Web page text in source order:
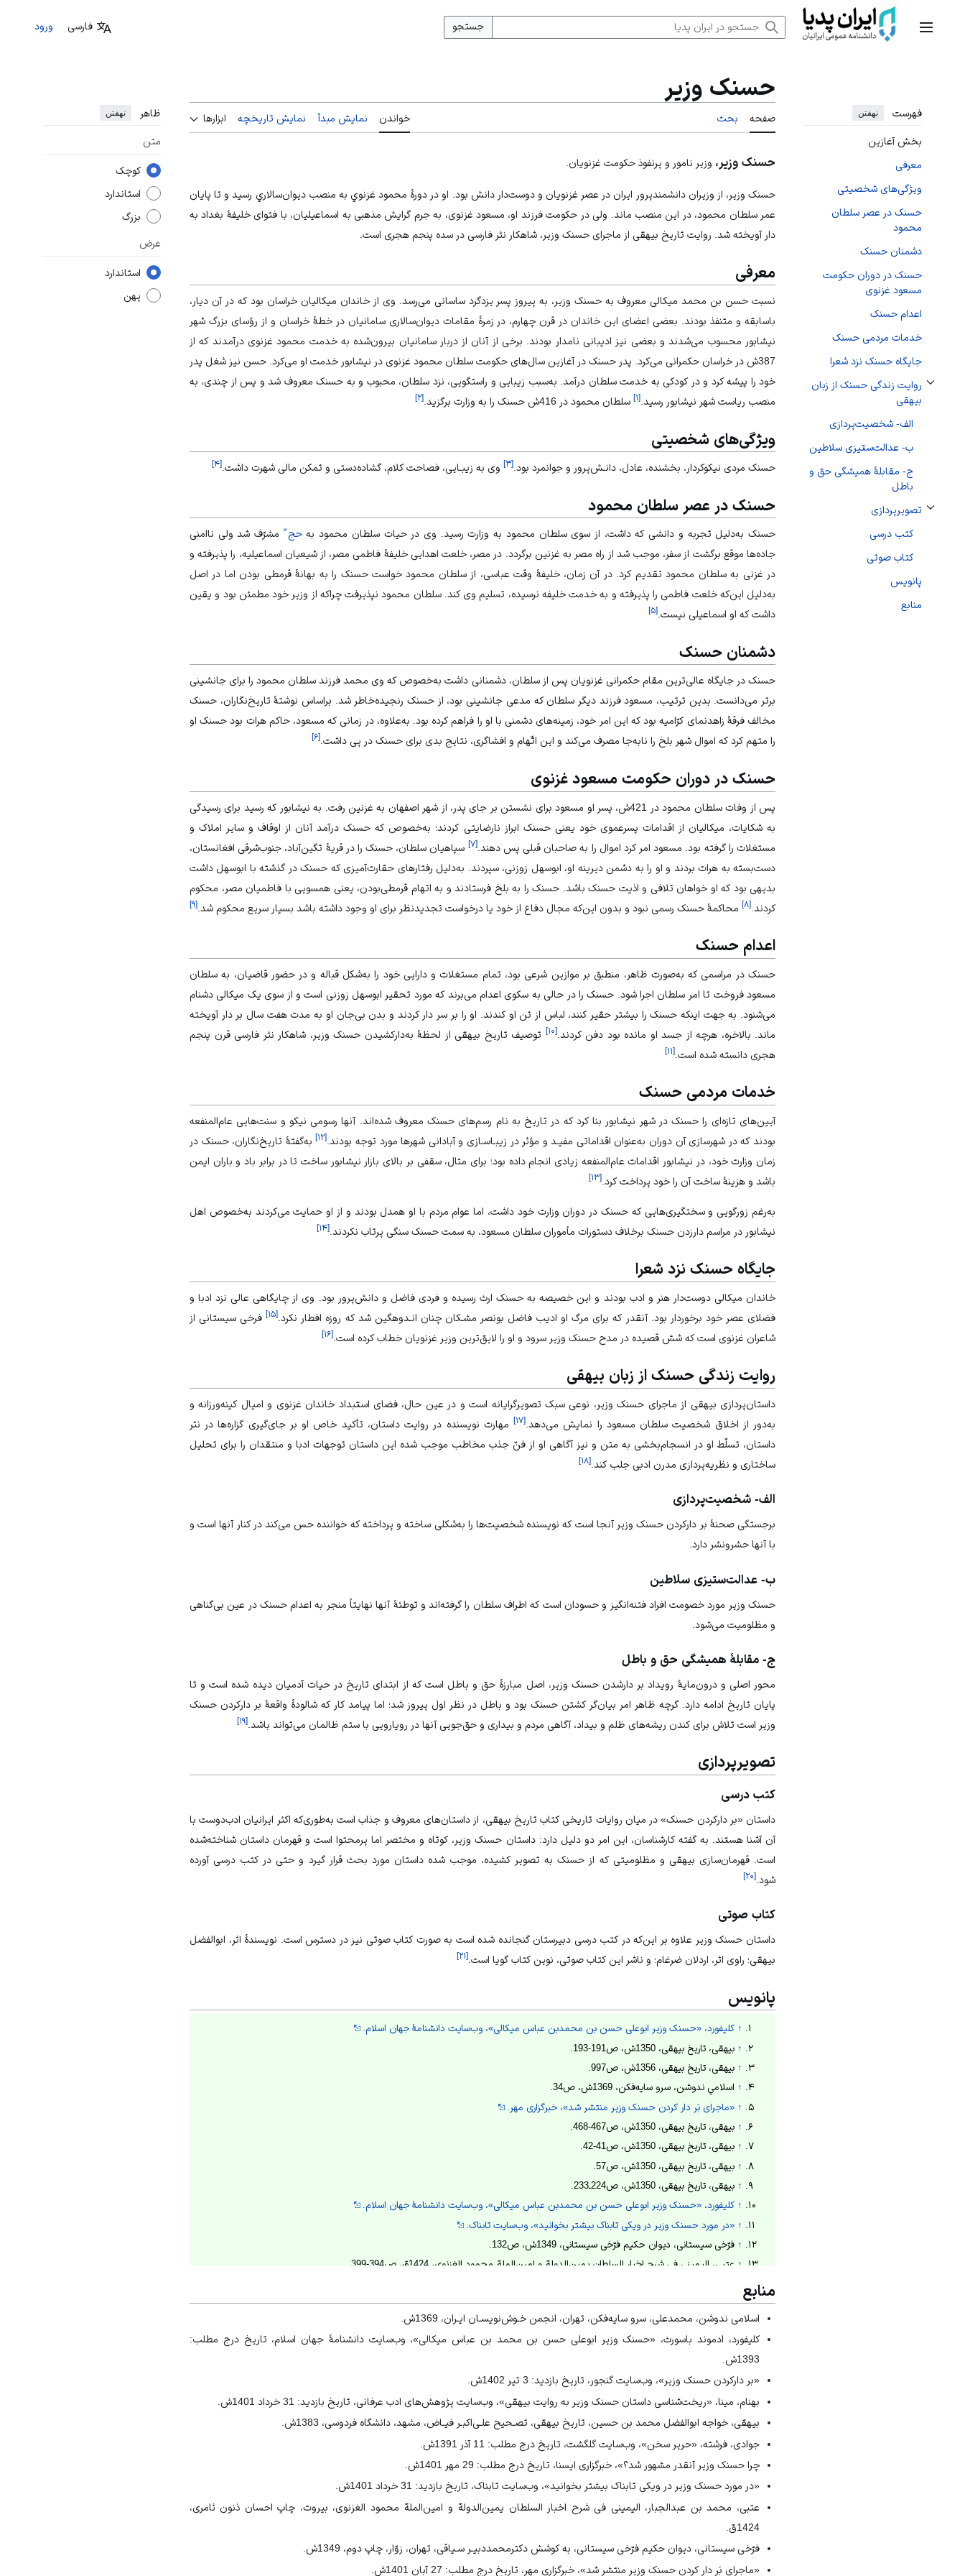
منوی اصلی
جستجو فارسی ورود
فهرست نهفتن
بخش آغازین
معرفی
ویژگی‌های شخصیتی
حسنک در عصر سلطان
محمود
دشمنان حسنک
حسنک در دوران حکومت
مسعود غزنوی
اعدام حسنک
خدمات مردمی حسنک
جایگاه حسنک نزد شعرا
روایت زندگی حسنک از زبان
بیهقی
تغییر وضعیت زیربخش‌های روایت زندگی حسنک از زبان بیهقی
الف- شخصیت‌پردازی
ب- عدالت‌ستیزی سلاطین
ج- مقابلۀ همیشگی حق و
باطل
تصویرپردازی
تغییر وضعیت زیربخش‌های تصویرپردازی
کتب درسی
کتاب صوتی
پانویس
منابع
حسنک وزیر
صفحه بحث خواندن نمایش مبدأ نمایش تاریخچه ابزارها ظاهر نهفتن
متن
کوچک
استاندارد
بزرگ
عرض
استاندارد
پهن
حسنک وزیر ، وزیر نامور و پرنفوذ حکومت غزنویان.
حسنک وزیر، از وزيران دانشمندپرور ايران در عصر غزنویان و دوست‌دار دانش‌ بود. او در دورۀ محمود غزنوي به منصب ديوان‌سالاري رسید و تا پایان
عمر سلطان محمود، در این منصب ماند. ولی در حکومت فرزند او، مسعود غزنوی، به جرم گرایش مذهبی به اسماعيلیان، با فتوای خلیفۀ بغداد به
دار آویخته شد. روایت تاریخ بیهقی از ماجرای حسنک وزیر، شاهکار نثر فارسی در سده پنجم هجری است.
معرفی
نسبت حسن بن محمد میکالی معروف به‌ حسنک وزیر، به پيروز پسر يزدگرد ساسانی می‌رسد. وی از خاندان ميكاليان خراسان بود كه در آن ديار،
باسابقه و متنفذ بودند. بعضی اعضای این خاندان در قرن چهارم، در زمرۀ مقامات دیوان‌سالاری سامانیان در خطۀ خراسان و از رؤسای بزرگ شهر
نیشابور محسوب می‌شدند و بعضی نیز ادیبانی نامدار بودند. برخی از آنان از دربار سامانیان بیرون‌شده به خدمت محمود غزنوی درآمدند که از
387ش در خراسان حکمرانی می‌کرد. پدر حسنک در آغازین سال‌های حکومت سلطان محمود غزنوی در نیشابور خدمت او می‌کرد. حسن نیز شغل پدر
خود را پیشه کرد و در کودکی به خدمت سلطان درآمد. به‌سبب زیبایی و راستگویی، نزد سلطان، محبوب و به حسنک معروف شد و پس از چندی، به
منصب ریاست شهر نیشابور رسید.[۱] سلطان محمود در 416ش حسنک را به وزارت برگزید. [۲]
ویژگی‌های شخصیتی
حسنک مردی نيكوكردار، بخشنده، عادل، دانـش‌پرور و جوانمرد بود.[۳] وی به زيبـایی، فصاحت کلام، گشاده‌دستی و تمکن مالی شهرت داشت.[۴]
حسنک در عصر سلطان محمود
حسنک به‌دلیل تجربه و دانشی که داشت، از سوی سلطان ‌محمود به وزارت رسید. وی در حیات سلطان ‌محمود بهحج ّ مشرّف شد ولی ناامنی
جاده‌ها موقع برگشت از سفر، موجب شد از راه مصر به غزنین برگردد. در مصر، خلعت اهدایی خلیفۀ فاطمی مصر، از شیعیان اسماعیلیه، را پذیرفته و
در غزنی به سلطان محمود تقدیم کرد. در آن زمان، خلیفۀ وقت عباسی، از سلطان محمود خواست حسنک را به بهانۀ قرمطی ‌‌بودن اما در اصل
به‌دلیل این‌که خلعت فاطمی را پذیرفته و به خدمت خلیفه نرسیده، تسلیم وی کند. سلطان محمود نپذیرفت چراکه از وزیر خود مطمئن بود و یقین
داشت که او اسماعیلی نیست.[۵]
دشمنان حسنک
حسنک در جایگاه عالی‌ترین مقام حکمرانی غزنویان پس از سلطان، دشمنانی داشت به‌خصوص که وی محمد فرزند سلطان محمود را برای جانشینی
برتر می‌دانست. بدین ترتیب، مسعود فرزند دیگر سلطان که مدعی جانشینی بود، از حسنک رنجیده‌خاطر شد. براساس نوشتۀ تاریخ‌نگاران، حسنک
مخالف فرقۀ زاهدنمای کرّامیه بود که این امر خود، زمینه‌های دشمنی با او را فراهم کرده بود. به‌علاوه، در زمانی که مسعود، حاکم هرات بود حسنک او
را متهم کرد که اموال شهر بلخ را نابه‌جا مصرف می‌کند و این اتّهام و افشاگری، نتایج بدی برای حسنک در پی داشت.[۶]
حسنک در دوران حکومت مسعود غزنوی
پس از وفات سلطان محمود در 421ش، پسر او مسعود برای نشستن بر جای پدر، از شهر اصفهان به غزنین رفت. به نیشابور که رسید برای رسیدگی
به شکایات، میکالیان از اقدامات پسرعموی خود یعنی حسنک ابراز نارضایتی کردند؛ به‌خصوص که حسنک درآمد آنان از اوقاف و سایر املاک و
مستغلات را گرفته بود. مسعود امر کرد اموال را به صاحبان قبلی پس دهند.[۷] سپاهیان سلطان، حسنک را در قریۀ تگین‌آباد، جنوب‌شرقی افغانستان،
دست‌بسته به هرات بردند و او را به دشمن دیرینه‌ او، ابوسهل زوزنی، سپردند. به‌دلیل رفتارهای حقارت‌آمیزی که حسنک در گذشته با ابوسهل داشت
بدیهی بود که او خواهان تلافی و اذیت حسنک باشد. حسنک را به بلخ فرستادند و به اتهام قرمطی‌بودن، یعنی همسویی با فاطمیان مصر، محکوم
کردند. [۸] محاکمۀ حسنک رسمی نبود و بدون این‌که مجال دفاع از خود یا درخواست تجدیدنظر برای او وجود داشته باشد بسیار سریع محکوم شد. [۹]
اعدام حسنک
حسنک در مراسمی که به‌صورت ظاهر، منطبق بر موازین شرعی بود، تمام مستغلات و دارایی خود را به‌شکل قباله و در حضور قاضیان، به سلطان
‌مسعود فروخت تا امر سلطان اجرا شود. حسنک را در حالی به سکوی اعدام می‌برند که مورد تحقیر ابوسهل زوزنی است و از سوی یک میکالی دشنام
می‌شنود. به جهت اینکه حسنک را بیشتر حقیر کنند، لباس از تن او کندند. او را بر سر دار کردند و بدن بی‌جان او به مدت هفت سال بر دار آویخته
ماند. بالاخره، هرچه از جسد او مانده بود دفن کردند.[۱۰] توصیف تاریخ بیهقی از لحظۀ به‌دارکشیدن حسنک وزیر، شاهکار نثر فارسی قرن پنجم
هجری دانسته شده است. [۱۱]
خدمات مردمی حسنک
آيين‌های تازه‌ای را حسنک در شهر نيشابور بنا كرد که در تاریخ به ‌نام رسم‌های حسنک معروف شده‌اند. آنها رسومی نيكو و سنت‌هایی عام‌المنفعه
بودند که در شهرسازی آن دوران به‌عنوان اقداماتی مفيـد و مؤثر در زيبـاسـازی و آبادانی شهرها مورد توجه بودند. [۱۲]به‌گفتۀ تاریخ‌نگاران، حسنک در
زمان وزارت خود، در نیشابور اقدامات عام‌المنفعه زیادی انجام داده بود؛ برای مثال، سقفی بر بالای بازار نیشابور ساخت تا در برابر باد و باران ایمن
باشد و هزینۀ ساخت آن را خود پرداخت کرد. [۱۳]
به‌رغم زورگویی و سختگیر‌ی‌هایی که حسنک در دوران وزارت خود داشت، اما عوام مردم با او همدل بودند و از او حمایت می‌کردند به‌خصوص اهل
نیشابور در مراسم دارزدن حسنک برخلاف دستورات مأموران سلطان‌ مسعود، به سمت حسنک سنگی پرتاب نکردند. [۱۴]
جایگاه حسنک نزد شعرا
خاندان میکالی دوست‌دار هنر و ادب بودند و این خصیصه به حسنک ارث رسیده و فردی فاضل و دانش‌پرور بود. وی از چایگاهی عالی نزد ادبا و
فضلای عصر خود برخوردار بود. آنقدر که برای مرگ او اديب فاضل بونصر مشـكان چنان انـدوهگین شد که روزه افطار نکرد. [۱۵]فرخی سیستانی از
شاعران غزنوی است که شش قصیده در مدح حسنک وزیر سرود و او را لایق‌ترین وزیر غزنویان خطاب کرده است. [۱۶]
روایت زندگی حسنک از زبان بیهقی
داستان‌پردازی بیهقی از ماجرای حسنک وزیر، نوعی سبک تصویرگرایانه است و در عین حال، فضای استبداد خاندان غزنوی و امیال کینه‌ورزانه و
به‌دور از اخلاق شخصیت سلطان ‌مسعود را نمایش می‌دهد. [۱۷]مهارت نویسنده در روایت داستان، تأکید خاص او بر جای‌گیری گزاره‌ها در نثر
داستان، تسلّط او در انسجام‌بخشی به متن و نیز آگاهی او از فنّ جذب مخاطب موجب شده این داستان توجهات ادبا و منتقدان را برای تحلیل
ساختاری و نظریه‌پردازی مدرن ادبی جلب کند. [۱۸]
الف- شخصیت‌پردازی
برجستگی صحنۀ بر دارکردن حسنک وزیر آنجا است که نویسنده شخصیت‌‌ها را به‌شکلی ساخته و پرداخته که خواننده حس می‌کند در کنار آنها است و
با آنها حشرونشر دارد.
ب- عدالت‌ستیزی سلاطین
حسنک وزیر مورد خصومت افراد فتنه‌انگیز و حسودان است که اطراف سلطان را گرفته‌اند و توطئۀ آنها نهایتاً منجر به اعدام حسنک در عین بی‌گناهی
و مظلومیت می‌شود.
ج- مقابلۀ همیشگی حق و باطل
محور اصلی و درون‌مایۀ رویداد بر دارشدن حسنک وزیر، اصل مبارزۀ حق و باطل است که از ابتدای تاریخ در حیات آدمیان دیده شده است و تا
پایان تاریخ ادامه دارد. گرچه ظاهر امر بیان‌گر کشتن حسنک بود و باطل در نظر اول پیروز شد؛ اما پیامد کار که شالودۀ واقعۀ بر دارکردن حسنک
وزیر است تلاش برای کندن ریشه‌های ظلم و بیداد، آگاهی مردم و بیداری و حق‌جویی آنها در رویارویی با ستم ظالمان می‌تواند باشد. [۱۹]
تصویرپردازی
کتب درسی
داستان «بر دارکردن حسنک» در میان روایات تاریخی کتاب تاریخ بیهقی، از داستان‌های معروف و جذاب است به‌طوری‌که اکثر ایرانیان ادب‌دوست با
آن آشنا هستند. به گفته کارشناسان، این امر دو دلیل دارد: داستان حسنک وزیر، کوتاه و مختصر اما پرمحتوا است و قهرمان داستان شناخته‌شده
است. قهرمان‌سازی بیهقی و مظلومیتی که از حسنک به‌ تصویر کشیده، موجب شده داستان مورد بحث قرار گیرد و حتی در کتب درسی آورده
شود. [۲۰]
کتاب صوتی
داستان حسنک وزیر علاوه بر این‌که در کتب درسی دبیرستان گنجانده شده است به صورت کتاب صوتی نیز در دسترس است. نویسندۀ اثر، ابوالفضل
بیهقی؛ راوی اثر، اردلان ضرغام؛ و ناشر این کتاب صوتی، نوین کتاب گویا است. [۲۱]
پانویس
↑ کلیفورد، «حسنک وزیر ابوعلی حسن بن محمدبن عباس میکالی»، وب‌سایت دانشنامۀ جهان اسلام.
↑ بیهقی، تاریخ بیهقی، 1350ش، ص191-193.
↑ بیهقی، تاریخ بیهقی، 1356ش، ص997.
↑ اسلامي ندوشن، سرو سایه‌فکن، 1369ش، ص34.
↑ «ماجرای بَر دار کردن حسنک وزیر منتشر شد»، خبرگزاری مهر.
↑ بیهقی، تاریخ بیهقی، 1350ش، ص467-468.
↑ بیهقی، تاریخ بیهقی، 1350ش، ص41-42.
↑ بیهقی، تاریخ بیهقی، 1350ش، ص57.
↑ بیهقی، تاریخ بیهقی، 1350ش، ص224ـ233.
↑ کلیفورد، «حسنک وزیر ابوعلی حسن بن محمدبن عباس میکالی»، وب‌سایت دانشنامۀ جهان اسلام.
↑ «در مورد حسنک وزیر در ویکی تابناک بیشتر بخوانید»، وب‌سایت تابناک.
↑ فرّخی سيستانی، ديوان حكيم فرّخی سيستانی، 1349ش، ص132.
↑ عتبی، الیمینی فی شرح اخبار السلطان یمین‌الدولة و امین‌الملة محمود الغزنوی، 1424ق، ص394-399.
↑ بيهقی، تاريخ بيهقی،1383ش، ص99.
↑ فرّخی سيستانی، ديوان حكيم فرّخی سيستانی، 1349ش، ص 189.
↑ کلیفورد، «حسنک وزیر ابوعلی حسن بن محمدبن عباس میکالی»، وب‌سایت دانشنامۀ جهان اسلام.
↑ بهنام، «ریخت‌شناسی داستان حسنک وزیر به روایت بیهقی»، وب‌سایت پژوهش‌های ادب عرفانی.
↑ جوادی، «حریر سخن»، وب‌سایت گلگشت.
↑ «چرا حسنک وزیر آنقدر مشهور شد؟»، خبرگزاری ایسنا.
↑
«معرفی و دانلود کتاب صوتی داستان بر دار کردن حسنک وزیر»، وب‌سایت کتاب‌راه.
منابع
اسلامی ندوشن، محمدعلی، سرو سايه‌فكن، تهران، انجمن خـوش‌نويسـان ايـران، 1369ش.
کلیفورد، ادموند باسورث، «حسنک وزیر ابوعلی حسن بن محمد بن عباس میکالی»، وب‌سایت دانشنامۀ جهان اسلام، تاریخ درج مطلب:
1393ش.
«بر دارکردن حسنک وزیر»، وب‌سایت گنجور، تاریخ بازدید: 3 تیر 1402ش.
بهنام، مینا، «ریخت‌شناسی داستان حسنک وزیر به روایت بیهقی»، وب‌سایت پژوهش‌های ادب عرفانی، تاریخ بازدید: 31 خرداد 1401ش.
بيهقی، خواجه ابوالفضل محمد بن حسين، تاريخ بيهقی، تصـحيح علـی‌اكبـر فيـاض، مشهد، دانشگاه فردوسی، 1383ش.
جوادی، فرشته، «حریر سخن»، وب‌سایت گلگشت، تاریخ درج مطلب: 11 آذر 1391ش.
چرا حسنک وزیر آنقدر مشهور شد؟»، خبرگزاری ایسنا، تاریخ درج مطلب: 29 مهر 1401ش.
«در مورد حسنک وزیر در ویکی تابناک بیشتر بخوانید»، وب‌سایت تابناک، تاریخ بازدید: 31 خرداد 1401ش.
عتبی، محمد بن ‌عبدالجبار، الیمینی فی شرح اخبار السلطان یمین‌الدولة و امین‌الملة محمود الغزنوی، بیروت، چاپ احسان ذنون ثامری،
1424ق.
فرّخی سيستانی، ديوان حكيم فرّخی سيستانی، به كوشش دكترمحمددبيـر سـياقی، تهران، زوّار، چاپ دوم، 1349ش.
«ماجرای بَر دار کردن حسنک وزیر منتشر شد»، خبرگزاری مهر، تاریخ درج مطلب: 27 آبان 1401ش.